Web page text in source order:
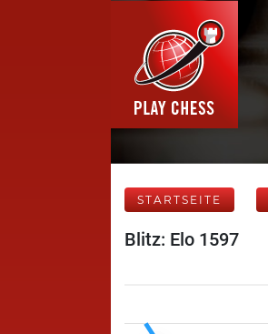
STARTSEITE
Blitz: Elo 1597